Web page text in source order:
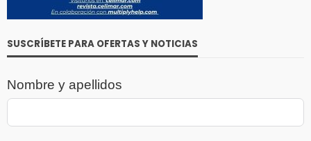
SUSCRÍBETE PARA OFERTAS Y NOTICIAS
Nombre y apellidos